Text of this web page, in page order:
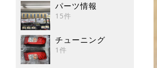
パーツ情報
15件
チューニング
1件